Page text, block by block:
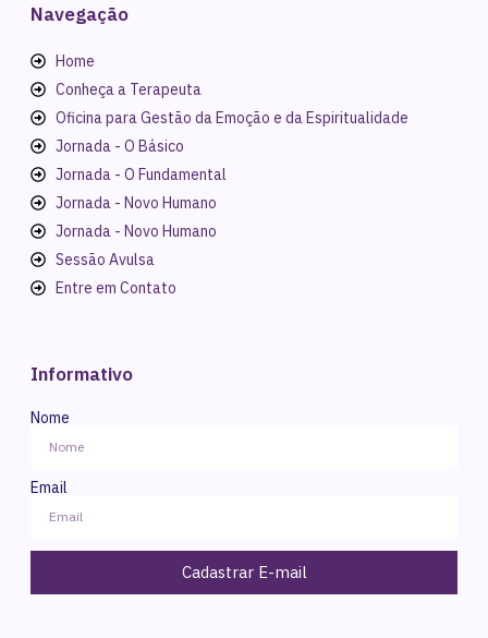
Navegação
Home
Conheça a Terapeuta
Oficina para Gestão da Emoção e da Espiritualidade
Jornada - O Básico
Jornada - O Fundamental
Jornada - Novo Humano
Jornada - Novo Humano
Sessão Avulsa
Entre em Contato
Informativo
Nome
Email
Cadastrar E-mail